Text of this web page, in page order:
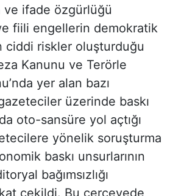
ve ifade özgürlüğü
fiili engellerin demokratik
ciddi riskler oluşturduğu
Kanunu ve Terörle
yer alan bazı
üzerinde baskı
oto-sansüre yol açtığı
yönelik soruşturma
baskı unsurlarının
bağımsızlığı
çekildi. Bu çerçevede